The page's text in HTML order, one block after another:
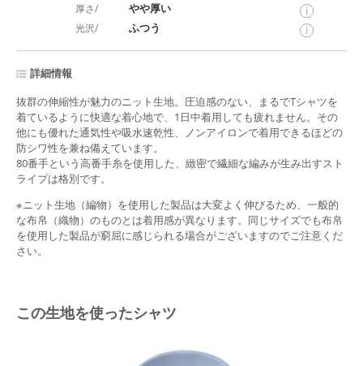
厚さ/ やや厚い i
光沢/ ふつう i
詳細情報
抜群の伸縮性が魅力のニット生地。圧迫感のない、まるでTシャツを
着ているように快適な着心地で、1日中着用しても疲れません。その
他にも優れた通気性や吸水速乾性、ノンアイロンで着用できるほどの
防シワ性を兼ね備えています。
80番手という高番手糸を使用した、緻密で繊細な編みが生み出すスト
ライプは格別です。
※ニット生地（編物）を使用した製品は大変よく伸びるため、一般的
な布帛（織物）のものとは着用感が異なります。同じサイズでも布帛
を使用した製品が窮屈に感じられる場合がございますのでご注意くだ
さい。
この生地を使ったシャツ